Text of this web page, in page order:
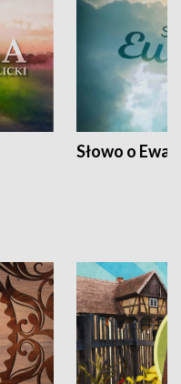
Słowo o